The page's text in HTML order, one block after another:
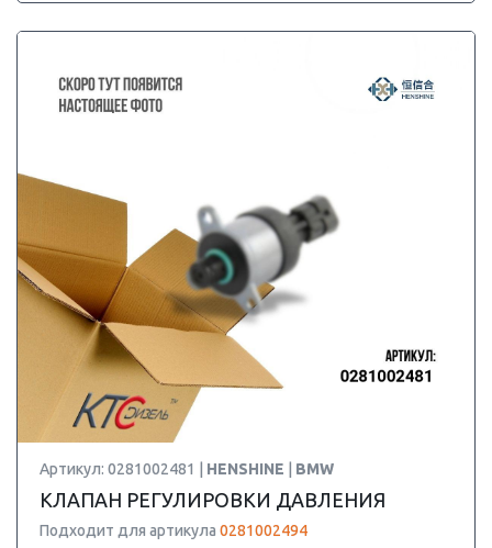
Артикул: 0281002481 | HENSHINE BMW
КЛАПАН РЕГУЛИРОВКИ ДАВЛЕНИЯ
Подходит для артикула 0281002494